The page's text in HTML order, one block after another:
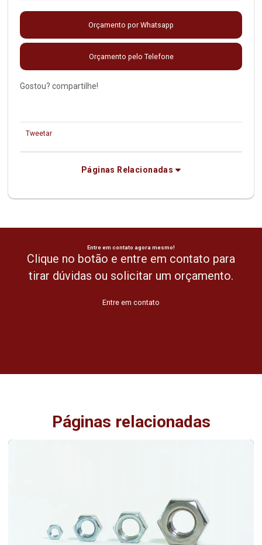
Orçamento por Whatsapp
Orçamento pelo Telefone
Gostou? compartilhe!
Tweetar
Páginas Relacionadas
Entre em contato agora mesmo!
Clique no botão e entre em contato para
tirar dúvidas ou solicitar um orçamento.
Entre em contato
Páginas relacionadas